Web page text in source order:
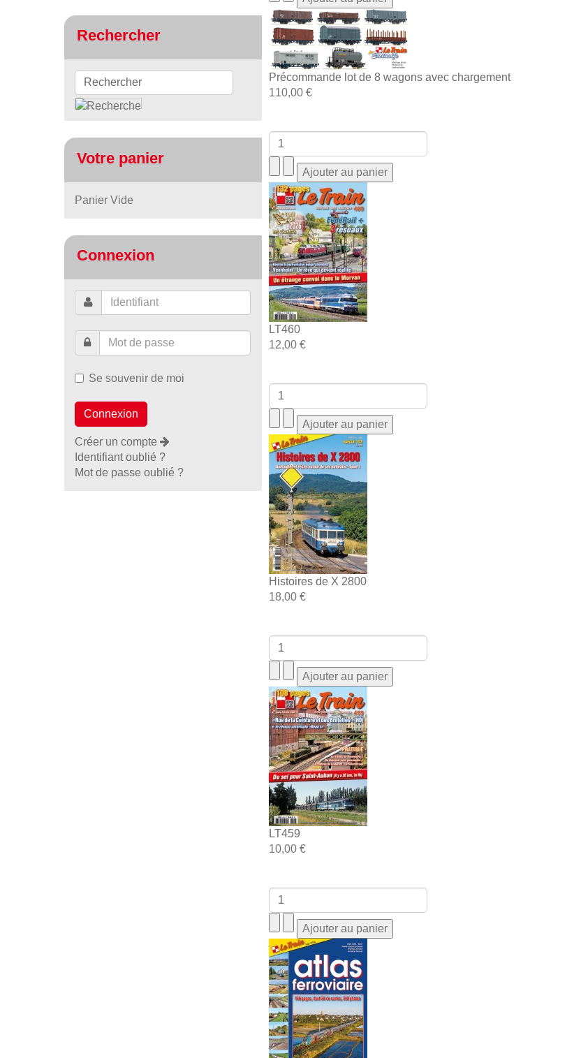
Précommande lot de 8 wagons avec chargement
110,00 €
LT460
12,00 €
Histoires de X 2800
18,00 €
LT459
10,00 €
Rechercher
Votre panier
Panier Vide
Connexion
Se souvenir de moi
Créer un compte
Identifiant oublié ?
Mot de passe oublié ?